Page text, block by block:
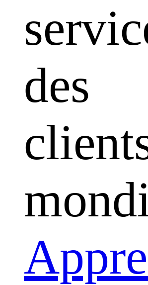
des